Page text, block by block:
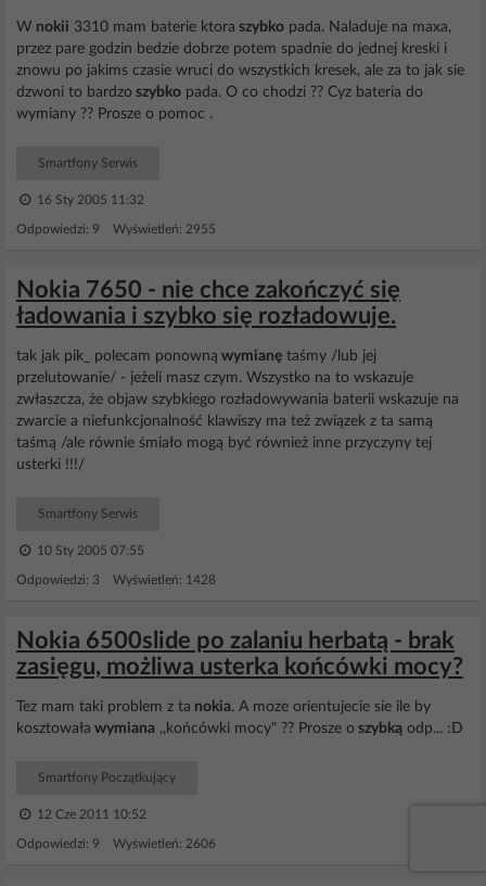
W nokii 3310 mam baterie ktora szybko pada. Naladuje na maxa,
przez pare godzin bedzie dobrze potem spadnie do jednej kreski i
znowu po jakims czasie wruci do wszystkich kresek, ale za to jak sie
dzwoni to bardzo szybko pada. O co chodzi ?? Cyz bateria do
wymiany ?? Prosze o pomoc .
Smartfony Serwis
16 Sty 2005 11:32
Odpowiedzi: 9 Wyświetleń: 2955
Nokia 7650 - nie chce zakończyć się
ładowania i szybko się rozładowuje.
tak jak pik_ polecam ponowną wymianę taśmy /lub jej
przelutowanie/ - jeżeli masz czym. Wszystko na to wskazuje
zwłaszcza, że objaw szybkiego rozładowywania baterii wskazuje na
zwarcie a niefunkcjonalność klawiszy ma też związek z ta samą
taśmą /ale równie śmiało mogą być również inne przyczyny tej
usterki !!!/
Smartfony Serwis
10 Sty 2005 07:55
Odpowiedzi: 3 Wyświetleń: 1428
Nokia 6500slide po zalaniu herbatą - brak
zasięgu, możliwa usterka końcówki mocy?
Tez mam taki problem z ta nokia. A moze orientujecie sie ile by
kosztowała wymiana ,,końcówki mocy" ?? Prosze o szybką odp... :D
Smartfony Początkujący
12 Cze 2011 10:52
Odpowiedzi: 9 Wyświetleń: 2606